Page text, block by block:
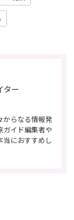
ター
からなる情報発
ガイド編集者や
当におすすめし